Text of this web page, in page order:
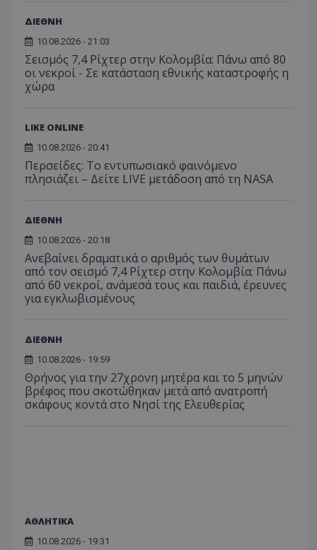
ΔΙΕΘΝΗ
10.08.2026 - 21:03
Σεισμός 7,4 Ρίχτερ στην Κολομβία: Πάνω από 80
οι νεκροί - Σε κατάσταση εθνικής καταστροφής η
χώρα
LIKE ONLINE
10.08.2026 - 20:41
Περσείδες: Το εντυπωσιακό φαινόμενο
πλησιάζει – Δείτε LIVE μετάδοση από τη NASA
ΔΙΕΘΝΗ
10.08.2026 - 20:18
Ανεβαίνει δραματικά ο αριθμός των θυμάτων
από τον σεισμό 7,4 Ρίχτερ στην Κολομβία: Πάνω
από 60 νεκροί, ανάμεσά τους και παιδιά, έρευνες
για εγκλωβισμένους
ΔΙΕΘΝΗ
10.08.2026 - 19:59
Θρήνος για την 27χρονη μητέρα και το 5 μηνών
βρέφος που σκοτώθηκαν μετά από ανατροπή
σκάφους κοντά στο Νησί της Ελευθερίας
ΑΘΛΗΤΙΚΑ
10.08.2026 - 19:31